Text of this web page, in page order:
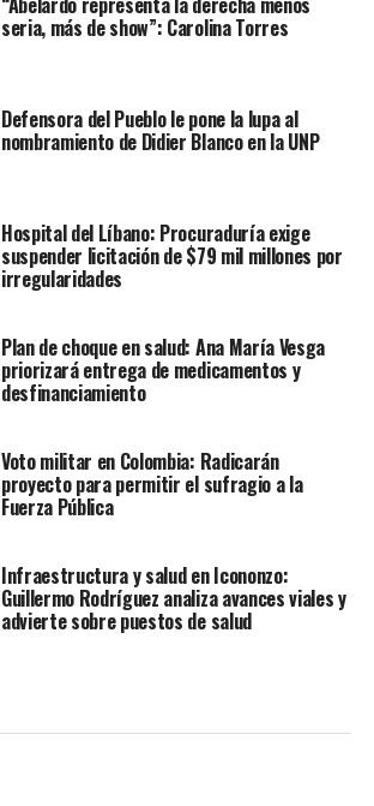
seria, más de show”: Carolina Torres
Defensora del Pueblo le pone la lupa al
nombramiento de Didier Blanco en la UNP
Hospital del Líbano: Procuraduría exige
suspender licitación de $79 mil millones por
irregularidades
Plan de choque en salud: Ana María Vesga
priorizará entrega de medicamentos y
desfinanciamiento
Voto militar en Colombia: Radicarán
proyecto para permitir el sufragio a la
Fuerza Pública
Infraestructura y salud en Icononzo:
Guillermo Rodríguez analiza avances viales y
advierte sobre puestos de salud